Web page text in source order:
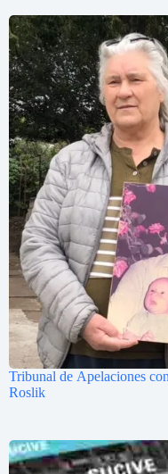
Tribunal de Apelaciones
Roslik